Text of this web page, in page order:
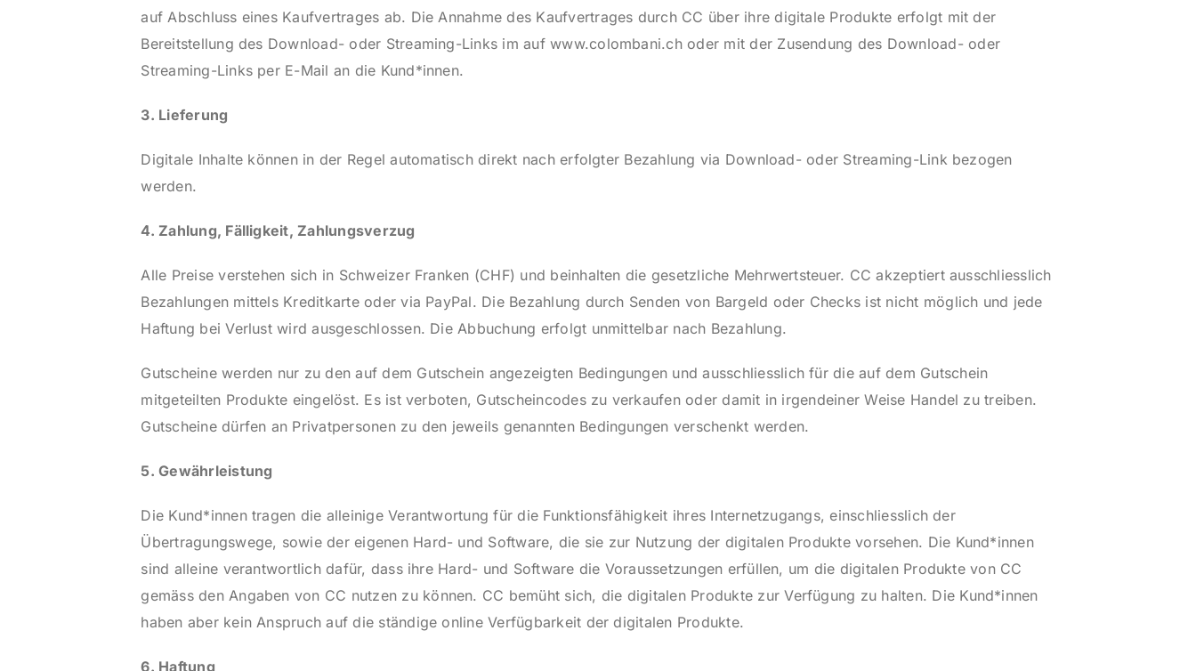
auf Abschluss eines Kaufvertrages ab. Die Annahme des Kaufvertrages durch CC über ihre digitale Produkte erfolgt mit der
Bereitstellung des Download- oder Streaming-Links im auf www.colombani.ch oder mit der Zusendung des Download- oder
Streaming-Links per E-Mail an die Kund*innen.
3. Lieferung
Digitale Inhalte können in der Regel automatisch direkt nach erfolgter Bezahlung via Download- oder Streaming-Link bezogen
werden.
4. Zahlung, Fälligkeit, Zahlungsverzug
Alle Preise verstehen sich in Schweizer Franken (CHF) und beinhalten die gesetzliche Mehrwertsteuer. CC akzeptiert ausschliesslich
Bezahlungen mittels Kreditkarte oder via PayPal. Die Bezahlung durch Senden von Bargeld oder Checks ist nicht möglich und jede
Haftung bei Verlust wird ausgeschlossen. Die Abbuchung erfolgt unmittelbar nach Bezahlung.
Gutscheine werden nur zu den auf dem Gutschein angezeigten Bedingungen und ausschliesslich für die auf dem Gutschein
mitgeteilten Produkte eingelöst. Es ist verboten, Gutscheincodes zu verkaufen oder damit in irgendeiner Weise Handel zu treiben.
Gutscheine dürfen an Privatpersonen zu den jeweils genannten Bedingungen verschenkt werden.
5. Gewährleistung
Die Kund*innen tragen die alleinige Verantwortung für die Funktionsfähigkeit ihres Internetzugangs, einschliesslich der
Übertragungswege, sowie der eigenen Hard- und Software, die sie zur Nutzung der digitalen Produkte vorsehen. Die Kund*innen
sind alleine verantwortlich dafür, dass ihre Hard- und Software die Voraussetzungen erfüllen, um die digitalen Produkte von CC
gemäss den Angaben von CC nutzen zu können. CC bemüht sich, die digitalen Produkte zur Verfügung zu halten. Die Kund*innen
haben aber kein Anspruch auf die ständige online Verfügbarkeit der digitalen Produkte.
6. Haftung